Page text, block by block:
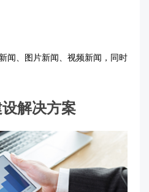
闻、图片新闻、视频新闻，同时
解决方案